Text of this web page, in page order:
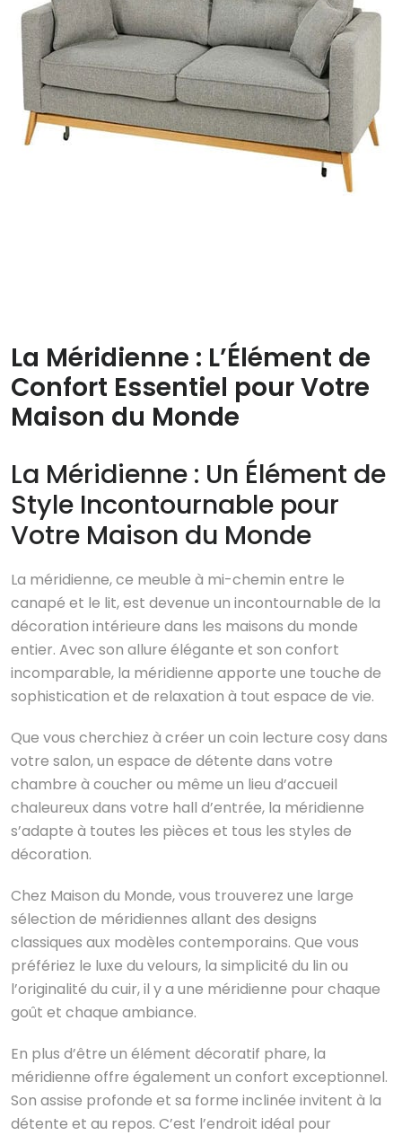
La Méridienne : L’Élément de
Confort Essentiel pour Votre
Maison du Monde
La Méridienne : Un Élément de
Style Incontournable pour
Votre Maison du Monde
La méridienne, ce meuble à mi-chemin entre le
canapé et le lit, est devenue un incontournable de la
décoration intérieure dans les maisons du monde
entier. Avec son allure élégante et son confort
incomparable, la méridienne apporte une touche de
sophistication et de relaxation à tout espace de vie.
Que vous cherchiez à créer un coin lecture cosy dans
votre salon, un espace de détente dans votre
chambre à coucher ou même un lieu d’accueil
chaleureux dans votre hall d’entrée, la méridienne
s’adapte à toutes les pièces et tous les styles de
décoration.
Chez Maison du Monde, vous trouverez une large
sélection de méridiennes allant des designs
classiques aux modèles contemporains. Que vous
préfériez le luxe du velours, la simplicité du lin ou
l’originalité du cuir, il y a une méridienne pour chaque
goût et chaque ambiance.
En plus d’être un élément décoratif phare, la
méridienne offre également un confort exceptionnel.
Son assise profonde et sa forme inclinée invitent à la
détente et au repos. C’est l’endroit idéal pour